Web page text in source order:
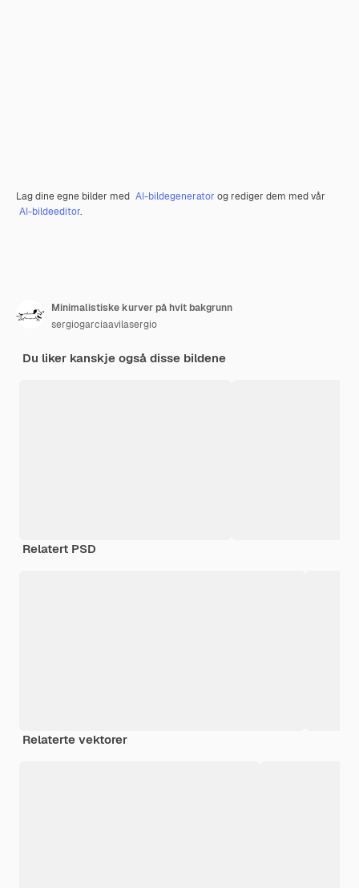
Lag dine egne bilder med AI-bildegenerator og rediger dem med vår
AI-bildeeditor.
Minimalistiske kurver på hvit bakgrunn
sergiogarciaavilasergio
Du liker kanskje også disse bildene
Relatert PSD
Relaterte vektorer